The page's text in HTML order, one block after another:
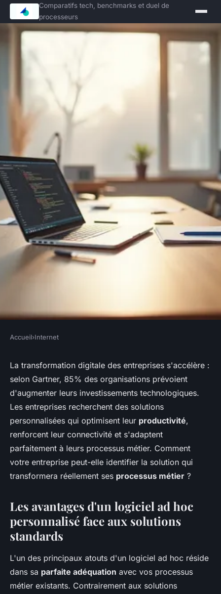
Comparatifs tech, benchmarks et duel de
processeurs
Logiciel ad hoc : maximisez
votre efficacité et connectivité
Enzo•16 décembre 2025•7 min de lecture
Accueil›Internet
La transformation digitale des entreprises s'accélère :
selon Gartner, 85% des organisations prévoient
d'augmenter leurs investissements technologiques.
Les entreprises recherchent des solutions
personnalisées qui optimisent leur productivité,
renforcent leur connectivité et s'adaptent
parfaitement à leurs processus métier. Comment
votre entreprise peut-elle identifier la solution qui
transformera réellement ses processus métier ?
Les avantages d'un logiciel ad hoc
personnalisé face aux solutions
standards
L'un des principaux atouts d'un logiciel ad hoc réside
dans sa parfaite adéquation avec vos processus
métier existants. Contrairement aux solutions